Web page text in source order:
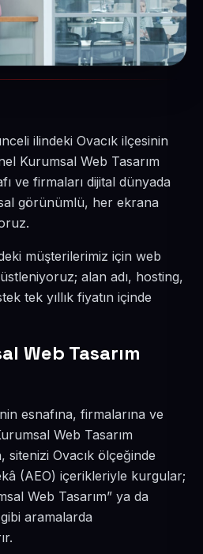
ilindeki Ovacık ilçesinin
Kurumsal Web Tasarım
ve firmaları dijital dünyada
görünümlü, her ekrana
müşterilerimiz için web
alan adı, hosting,
tek yıllık fiyatın içinde
Web Tasarım
esnafına, firmalarına ve
Web Tasarım
Ovacık ölçeğinde
(AEO) içerikleriyle kurgular;
Web Tasarım” ya da
aramalarda